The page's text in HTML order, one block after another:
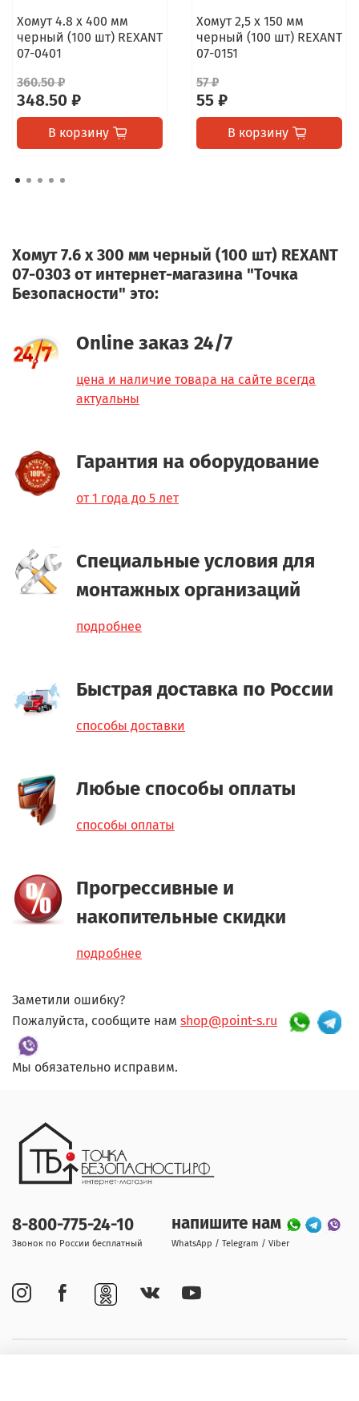
Хомут 4.8 х 400 мм
черный (100 шт) REXANT
07-0401
360.50 ₽
348.50 ₽
В корзину
Хомут 2,5 х 150 мм
черный (100 шт) REXANT
07-0151
57 ₽
55 ₽
В корзину
Хомут 7.6 х 300 мм черный (100 шт) REXANT
07-0303 от интернет-магазина "Точка
Безопасности" это:
Online заказ 24/7
цена и наличие товара на сайте всегда
актуальны
Гарантия на оборудование
от 1 года до 5 лет
Специальные условия для
монтажных организаций
подробнее
Быстрая доставка по России
способы доставки
Любые способы оплаты
способы оплаты
Прогрессивные и
накопительные скидки
подробнее
Заметили ошибку?
Пожалуйста, сообщите нам shop@point-s.ru
Мы обязательно исправим.
8-800-775-24-10
Звонок по России бесплатный
напишите нам
WhatsApp / Telegram / Viber